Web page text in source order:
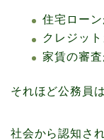
住宅ロー
クレジッ
家賃の審
それほど公務員
社会から認知さ